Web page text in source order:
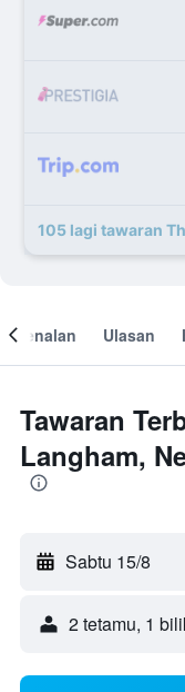
105 lagi tawaran
Ulasan
Tawaran
Langham,
Sabtu 15/8
2 tetamu, 1